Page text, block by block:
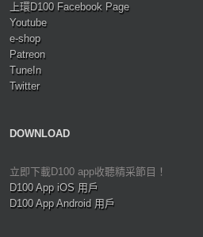
上環D100 Facebook Page
Youtube
e-shop
Patreon
TuneIn
Twitter
DOWNLOAD
立即下載D100 app收聽精采節目！
D100 App iOS 用戶
D100 App Android 用戶